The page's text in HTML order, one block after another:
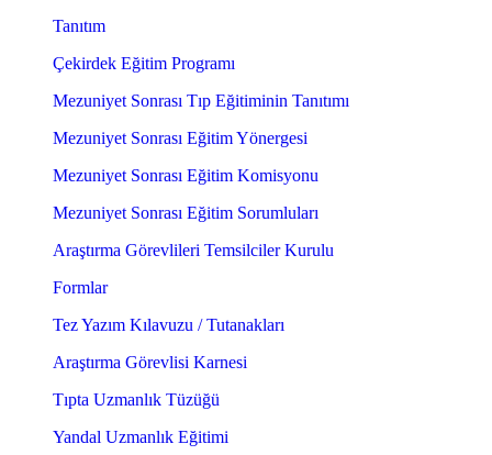
Tanıtım
Çekirdek Eğitim Programı
Mezuniyet Sonrası Tıp Eğitiminin Tanıtımı
Mezuniyet Sonrası Eğitim Yönergesi
Mezuniyet Sonrası Eğitim Komisyonu
Mezuniyet Sonrası Eğitim Sorumluları
Araştırma Görevlileri Temsilciler Kurulu
Formlar
Tez Yazım Kılavuzu / Tutanakları
Araştırma Görevlisi Karnesi
Tıpta Uzmanlık Tüzüğü
Yandal Uzmanlık Eğitimi